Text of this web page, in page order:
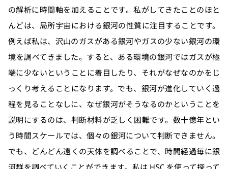
の解析に時間軸を加えることです。私がしてきたことのほと
んどは、局所宇宙における銀河の性質に注目することです。
例えば私は、沢山のガスがある銀河やガスの少ない銀河の環
境を調べてきました。すると、ある環境の銀河ではガスが極
端に少ないということに着目したり、それがなぜなのかをじ
っくり考えることになります。でも、銀河が進化していく過
程を見ることなしに、なぜ銀河がそうなるのかということを
説明にするのは、判断材料が乏しく困難です。数十億年とい
う時間スケールでは、個々の銀河について判断できません。
でも、どんどん遠くの天体を調べることで、時間経過毎に銀
河群を調べていくことができます。私は HSC を使って探って